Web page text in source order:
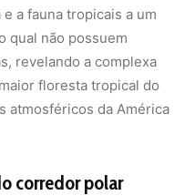
a fauna tropicais a um
qual não possuem
revelando a complexa
floresta tropical do
atmosféricos da América
corredor polar